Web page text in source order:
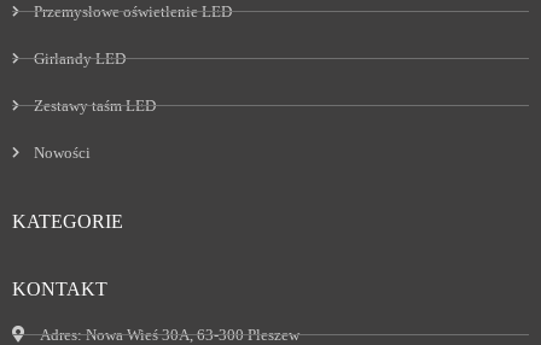
Przemysłowe oświetlenie LED
Girlandy LED
Zestawy taśm LED
Nowości
KATEGORIE
KONTAKT
Adres:Nowa Wieś 30A, 63-300 Pleszew